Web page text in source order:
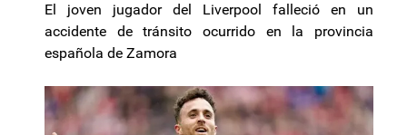
El joven jugador del Liverpool falleció en un
accidente de tránsito ocurrido en la provincia
española de Zamora